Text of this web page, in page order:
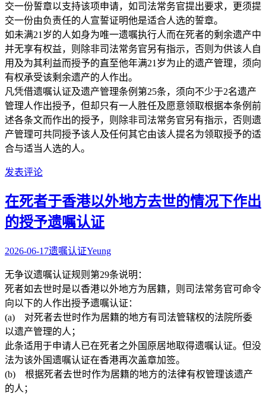
交一份誓章以支持该项申请，如司法常务官提出要求，更须提
交一份由负责任的人宣誓证明他是适合人选的誓章。
如未满21岁的人如身为唯一遗嘱执行人而在死者的剩余遗产中
并无享有权益，则除非司法常务官另有指示，否则为供该人自
用及为其利益而授予的直至他年满21岁为止的遗产管理，须向
有权承受该剩余遗产的人作出。
凡凭借遗嘱认证及遗产管理条例第25条，须向不少于2名遗产
管理人作出授予，但却只有一人胜任及愿意领取根据本条例前
述各条文而作出的授予，则除非司法常务官另有指示，否则遗
产管理可共同授予该人及任何其它由该人提名为领取授予的适
合与适当人选的人。
发表评论
在死者于香港以外地方去世的情况下作出
的授予遗嘱认证
2026-06-17遗嘱认证Yeung
无争议遗嘱认证规则第29条说明：
死者如去世时是以香港以外地方为居籍，则司法常务官可命令
向以下的人作出授予遗嘱认证：
(a) 对死者去世时作为居籍的地方有司法管辖权的法院所委
以遗产管理的人；
此条适用于申请人已在死者之外国原居地取得遗嘱认证。但没
法为该外国遗嘱认证在香港再次盖章加签。
(b) 根据死者去世时作为居籍的地方的法律有权管理该遗产
的人；